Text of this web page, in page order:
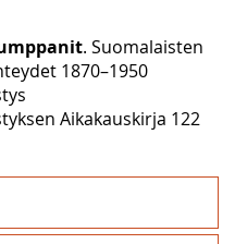
. Suomalaisten
1870–1950
Aikakauskirja 122